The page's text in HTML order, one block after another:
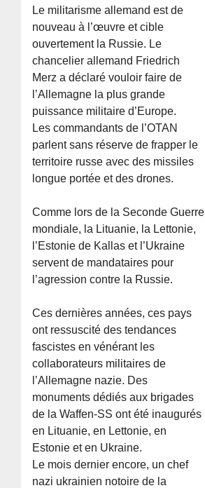
Le militarisme allemand est de
nouveau à l’œuvre et cible
ouvertement la Russie. Le
chancelier allemand Friedrich
Merz a déclaré vouloir faire de
l’Allemagne la plus grande
puissance militaire d’Europe.
Les commandants de l’OTAN
parlent sans réserve de frapper le
territoire russe avec des missiles
longue portée et des drones.
Comme lors de la Seconde Guerre
mondiale, la Lituanie, la Lettonie,
l’Estonie de Kallas et l’Ukraine
servent de mandataires pour
l’agression contre la Russie.
Ces dernières années, ces pays
ont ressuscité des tendances
fascistes en vénérant les
collaborateurs militaires de
l’Allemagne nazie. Des
monuments dédiés aux brigades
de la Waffen-SS ont été inaugurés
en Lituanie, en Lettonie, en
Estonie et en Ukraine.
Le mois dernier encore, un chef
nazi ukrainien notoire de la